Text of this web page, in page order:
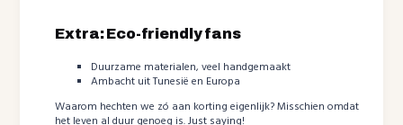
Extra: Eco-friendly fans
Duurzame materialen, veel handgemaakt
Ambacht uit Tunesië en Europa
Waarom hechten we zó aan korting eigenlijk? Misschien omdat